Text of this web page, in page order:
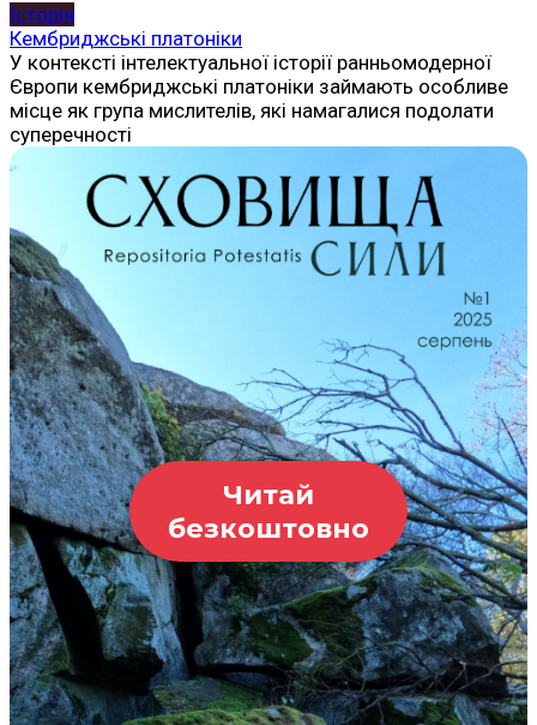
Історія
Кембриджські платоніки
У контексті інтелектуальної історії ранньомодерної
Європи кембриджські платоніки займають особливе
місце як група мислителів, які намагалися подолати
суперечності
Читай
безкоштовно